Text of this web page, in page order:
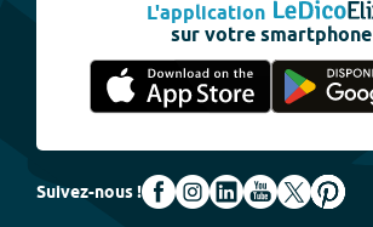
L'application
sur votre smartphone
Suivez-nous !